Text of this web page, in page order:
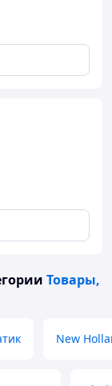
Товары,
New